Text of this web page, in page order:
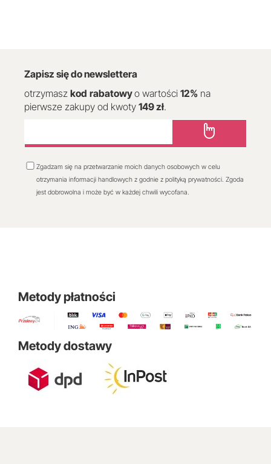
Zapisz się do newslettera
otrzymasz kod rabatowyo wartości 12% na
pierwsze zakupy od kwoty 149 zł.
Zgadzam się na przetwarzanie moich danych osobowych w celu
otrzymania informacji handlowych z godnie z polityką prywatności. Zgoda
jest dobrowolna i może być w każdej chwili wycofana.
Metody płatności
Metody dostawy